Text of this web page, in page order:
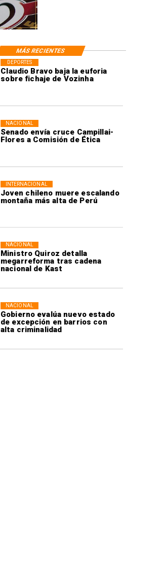
Claudio Bravo baja la euforia
sobre fichaje de Vozinha
DEPORTES
Senado envía cruce Campillai-
Flores a Comisión de Ética
NACIONAL
Joven chileno muere escalando
montaña más alta de Perú
INTERNACIONAL
Ministro Quiroz detalla
megarreforma tras cadena
nacional de Kast
NACIONAL
Gobierno evalúa nuevo estado
de excepción en barrios con
alta criminalidad
NACIONAL
MÁS RECIENTES